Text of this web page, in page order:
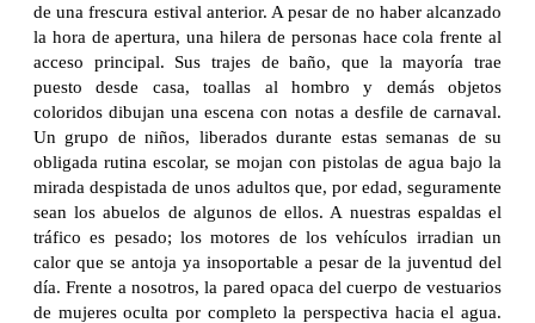
de una frescura estival anterior. A pesar de no haber alcanzado
la hora de apertura, una hilera de personas hace cola frente al
acceso principal. Sus trajes de baño, que la mayoría trae
puesto desde casa, toallas al hombro y demás objetos
coloridos dibujan una escena con notas a desfile de carnaval.
Un grupo de niños, liberados durante estas semanas de su
obligada rutina escolar, se mojan con pistolas de agua bajo la
mirada despistada de unos adultos que, por edad, seguramente
sean los abuelos de algunos de ellos. A nuestras espaldas el
tráfico es pesado; los motores de los vehículos irradian un
calor que se antoja ya insoportable a pesar de la juventud del
día. Frente a nosotros, la pared opaca del cuerpo de vestuarios
de mujeres oculta por completo la perspectiva hacia el agua.